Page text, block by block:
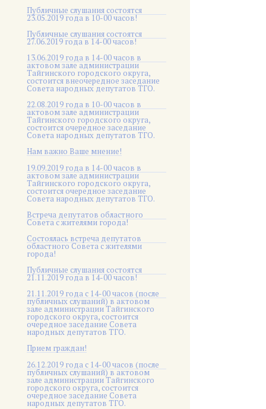
Публичные слушания состоятся
23.05.2019 года в 10-00 часов!
Публичные слушания состоятся
27.06.2019 года в 14-00 часов!
13.06.2019 года в 14-00 часов в
актовом зале администрации
Тайгинского городского округа,
состоится внеочередное заседание
Совета народных депутатов ТГО.
22.08.2019 года в 10-00 часов в
актовом зале администрации
Тайгинского городского округа,
состоится очередное заседание
Совета народных депутатов ТГО.
Нам важно Ваше мнение!
19.09.2019 года в 14-00 часов в
актовом зале администрации
Тайгинского городского округа,
состоится очередное заседание
Совета народных депутатов ТГО.
Встреча депутатов областного
Совета с жителями города!
Состоялась встреча депутатов
областного Совета с жителями
города!
Публичные слушания состоятся
21.11.2019 года в 14-00 часов!
21.11.2019 года с 14-00 часов (после
публичных слушаний) в актовом
зале администрации Тайгинского
городского округа, состоится
очередное заседание Совета
народных депутатов ТГО.
Прием граждан!
26.12.2019 года с 14-00 часов (после
публичных слушаний) в актовом
зале администрации Тайгинского
городского округа, состоится
очередное заседание Совета
народных депутатов ТГО.